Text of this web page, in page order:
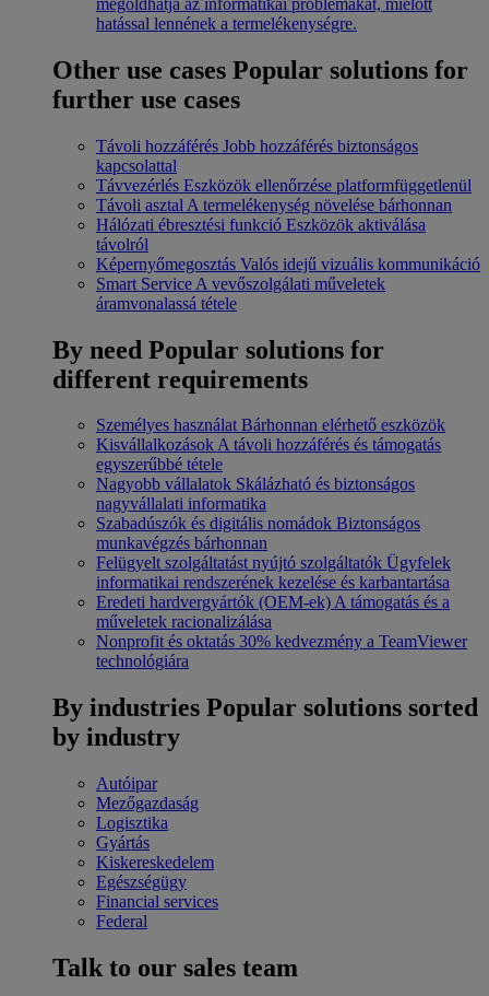
hatással lennének a termelékenységre.
Other use cases Popular solutions for
further use cases
Távoli hozzáférés Jobb hozzáférés biztonságos
kapcsolattal
Távvezérlés Eszközök ellenőrzése platformfüggetlenül
Távoli asztal A termelékenység növelése bárhonnan
Hálózati ébresztési funkció Eszközök aktiválása
távolról
Képernyőmegosztás Valós idejű vizuális kommunikáció
Smart Service A vevőszolgálati műveletek
áramvonalassá tétele
By need Popular solutions for
different requirements
Személyes használat Bárhonnan elérhető eszközök
KisvállalkozásokA távoli hozzáférés és támogatás
egyszerűbbé tétele
Nagyobb vállalatok Skálázható és biztonságos
nagyvállalati informatika
Szabadúszók és digitális nomádok Biztonságos
munkavégzés bárhonnan
Felügyelt szolgáltatást nyújtó szolgáltatók Ügyfelek
informatikai rendszerének kezelése és karbantartása
Eredeti hardvergyártók (OEM-ek)A támogatás és a
műveletek racionalizálása
Nonprofit és oktatás 30% kedvezmény a TeamViewer
technológiára
By industries Popular solutions sorted
by industry
Autóipar
Mezőgazdaság
Logisztika
Gyártás
Kiskereskedelem
Egészségügy
Financial services
Federal
Talk to our sales team